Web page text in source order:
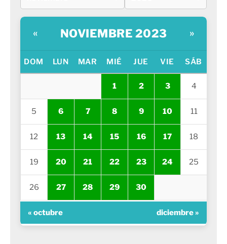
« NOVIEMBRE 2023 »
DOM LUN MAR MIÉ JUE VIE SÁB
1 2 3 4
5 6 7 8 9 10 11
12 13 14 15 16 17 18
19 20 21 22 23 24 25
26 27 28 29 30
« octubre diciembre »